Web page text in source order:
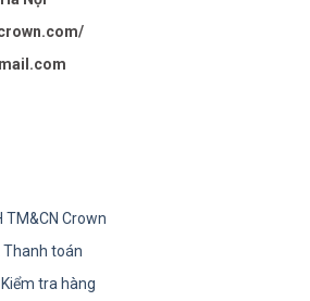
TM&CN Crown
Thanh toán
tra hàng